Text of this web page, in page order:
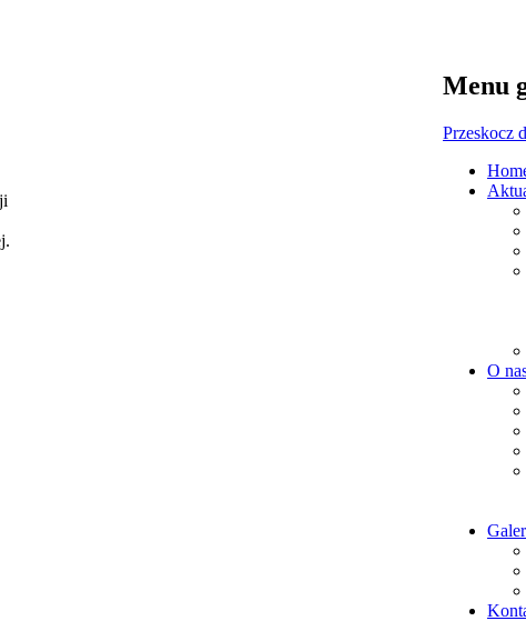
Menu
Przeskocz
O